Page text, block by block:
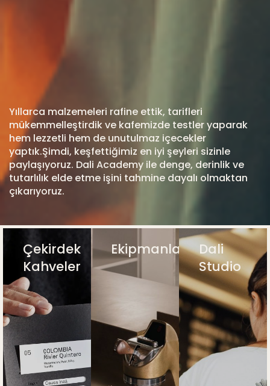
Yıllarca malzemeleri rafine ettik, tarifleri
mükemmelleştirdik ve kafemizde testler yaparak
hem lezzetli hem de unutulmaz içecekler
yaptık.Şimdi, keşfettiğimiz en iyi şeyleri sizinle
paylaşıyoruz. Dali Academy ile denge, derinlik ve
tutarlılık elde etme işini tahmine dayalı olmaktan
çıkarıyoruz.
Çekirdek
Kahveler
Ekipmanlar
Dali
Studio